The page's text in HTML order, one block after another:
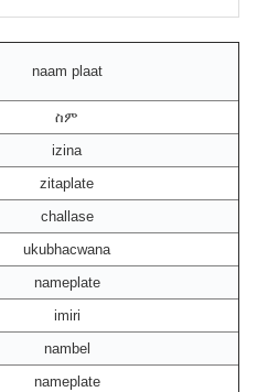
naam plaat
ስም
izina
zitaplate
challase
ukubhacwana
nameplate
imiri
nambel
nameplate